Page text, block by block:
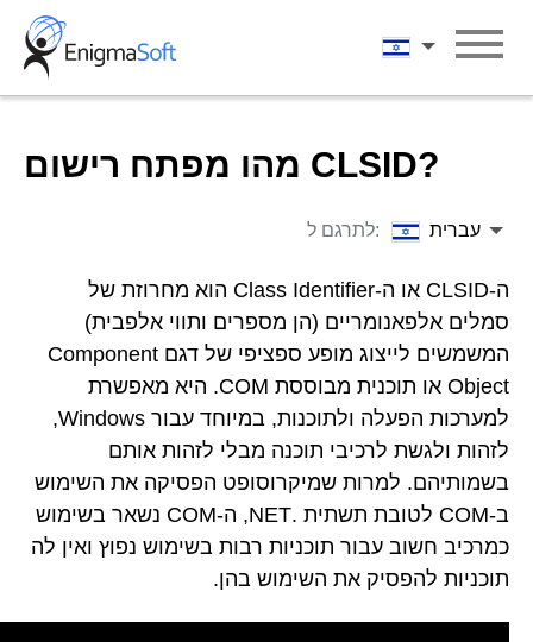
Skip
content
עברית
מהו מפתח רישום CLSID?
לתרגם ל: עברית
ה-CLSID או ה-Class Identifier הוא מחרוזת של
סמלים אלפאנומריים (הן מספרים ותווי אלפבית)
המשמשים לייצוג מופע ספציפי של דגם Component
Object או תוכנית מבוססת COM. היא מאפשרת
למערכות הפעלה ולתוכנות, במיוחד עבור Windows,
לזהות ולגשת לרכיבי תוכנה מבלי לזהות אותם
בשמותיהם. למרות שמיקרוסופט הפסיקה את השימוש
ב-COM לטובת תשתית .NET, ה-COM נשאר בשימוש
כמרכיב חשוב עבור תוכניות רבות בשימוש נפוץ ואין לה
תוכניות להפסיק את השימוש בהן.